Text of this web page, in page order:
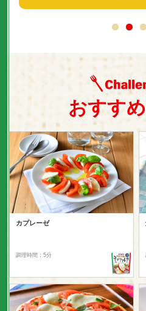
おすす
カプレーゼ
調理時間：5分